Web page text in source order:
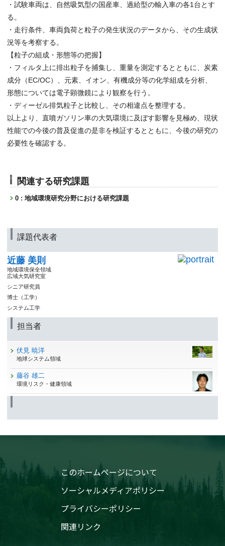
・試験車両は、自然吸気型の国産車、過給型の輸入車の各1台とす
る。
・走行条件、車両負荷と粒子の発生状況のデータから、その生成状
況等を考察する。
【粒子の組成・形態等の把握】
・フィルタ上に排出粒子を捕集し、重量を測定するとともに、炭素
成分（EC/OC）、元素、イオン、有機成分等の化学組成を分析、
形態については電子顕微鏡により観察を行う。
・ディーゼル排気粒子と比較し、その相違点を整理する。
以上より、直噴ガソリン車の大気環境に及ぼす影響を見極め、現状
性能での今後の普及促進の是非を検証するとともに、今後の研究の
必要性を確認する。
関連する研究課題
0 : 地域環境研究分野における研究課題
課題代表者
近藤 美則
地域環境保全領域
広域大気研究室
シニア研究員
博士（工学）
システム工学
担当者
伏見 暁洋
地球システム領域
藤谷 雄二
環境リスク・健康領域
このホームページについて
ソーシャルメディアポリシー
プライバシーポリシー
関連リンク